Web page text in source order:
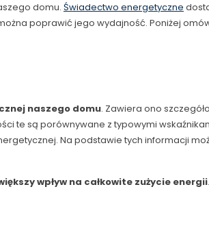
domu. Świadectwo energetyczne
poprawić jego wydajność. Poniżej
naszego domu. Zawiera ono
te są porównywane z typowymi
Na podstawie tych informacji
wpływ na całkowite zużycie energii